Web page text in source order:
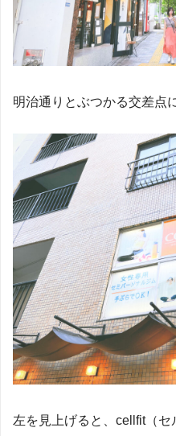
明治通りとぶつかる交差点
左を見上げると、cellfit（セ